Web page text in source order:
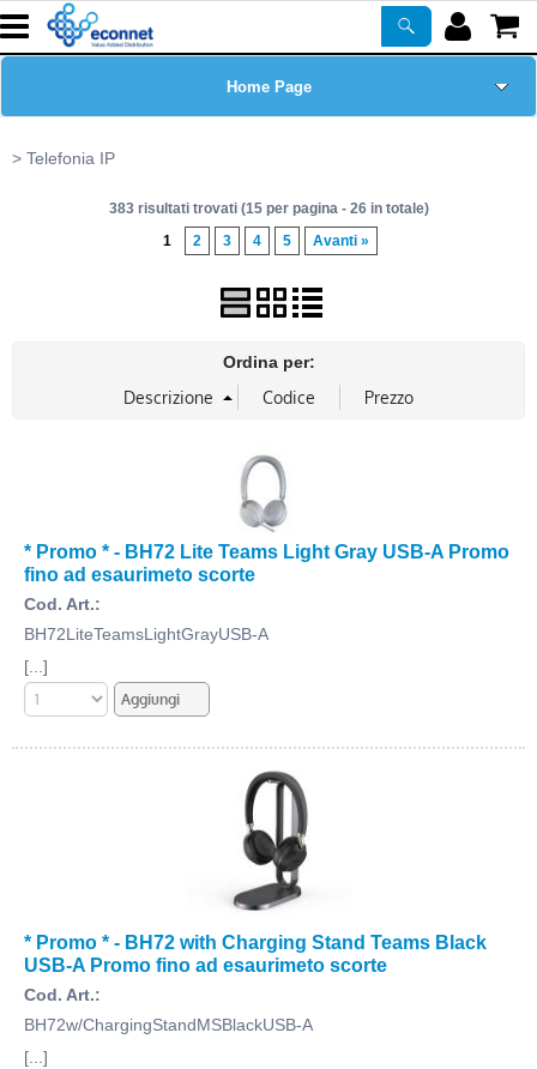
Home Page
Prodotti
Certificazioni
Newsletter
PROMO ATTIVE
Telefonia IP
383 risultati trovati (15 per pagina - 26 in totale)
1
2 3 4 5 Avanti »
Ordina per:
* Promo * - BH72 Lite Teams Light Gray USB-A Promo
fino ad esaurimeto scorte
Cod. Art.:
BH72LiteTeamsLightGrayUSB-A
[...]
* Promo * - BH72 with Charging Stand Teams Black
USB-A Promo fino ad esaurimeto scorte
Cod. Art.:
BH72w/ChargingStandMSBlackUSB-A
[...]